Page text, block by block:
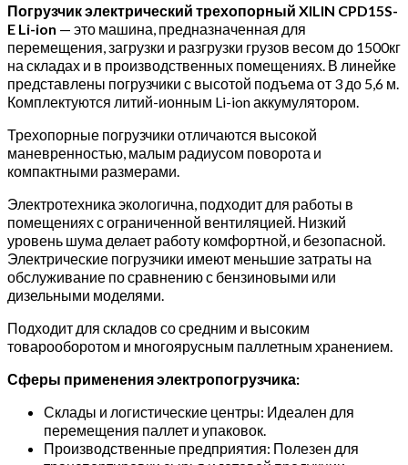
E
сайдшифт
Li-
ion
Погрузчик электрический трехопорный XILIN CPD15S-
E Li-ion — это машина, предназначенная для
перемещения, загрузки и разгрузки грузов весом до 1500кг
на складах и в производственных помещениях. В линейке
представлены погрузчики с высотой подъема от 3 до 5,6 м.
Комплектуются литий-ионным Li-ion аккумулятором.
Трехопорные погрузчики отличаются высокой
маневренностью, малым радиусом поворота и
компактными размерами.
Электротехника экологична, подходит для работы в
помещениях с ограниченной вентиляцией. Низкий
уровень шума делает работу комфортной, и безопасной.
Электрические погрузчики имеют меньшие затраты на
обслуживание по сравнению с бензиновыми или
дизельными моделями.
Подходит для складов со средним и высоким
товарооборотом и многоярусным паллетным хранением.
Сферы применения электропогрузчика:
Склады и логистические центры: Идеален для
перемещения паллет и упаковок.
Производственные предприятия: Полезен для